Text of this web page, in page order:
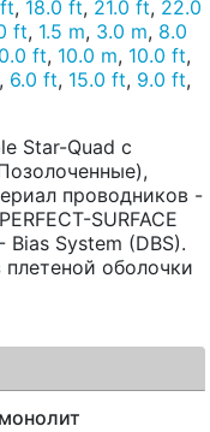
, 18.0 ft, 21.0 ft, 22.0
ft, 1.5 m, 3.0 m, 8.0
ft, 10.0 m, 10.0 ft,
, 6.0 ft, 15.0 ft, 9.0 ft,
Star-Quad с
проводников -
SURFACE
Bias System (DBS).
оболочки